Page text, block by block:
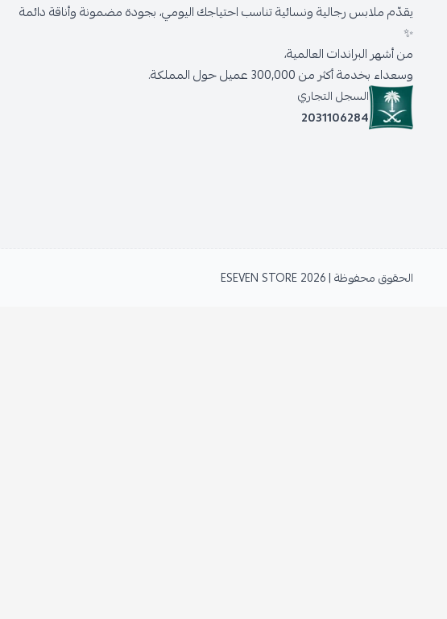
يقدّم ملابس رجالية ونسائية تناسب احتياجك اليومي، بجودة مضمونة وأناقة دائمة
✨
من أشهر البراندات العالمية،
وسعداء بخدمة أكثر من 300,000 عميل حول المملكة.
السجل التجاري
2031106284
الحقوق محفوظة | 2026 ESEVEN STORE